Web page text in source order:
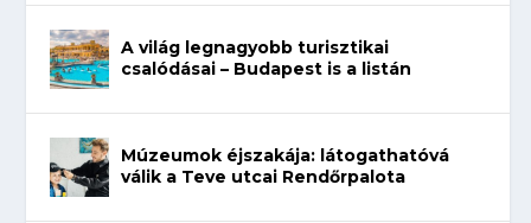
A világ legnagyobb turisztikai
csalódásai – Budapest is a listán
Múzeumok éjszakája: látogathatóvá
válik a Teve utcai Rendőrpalota